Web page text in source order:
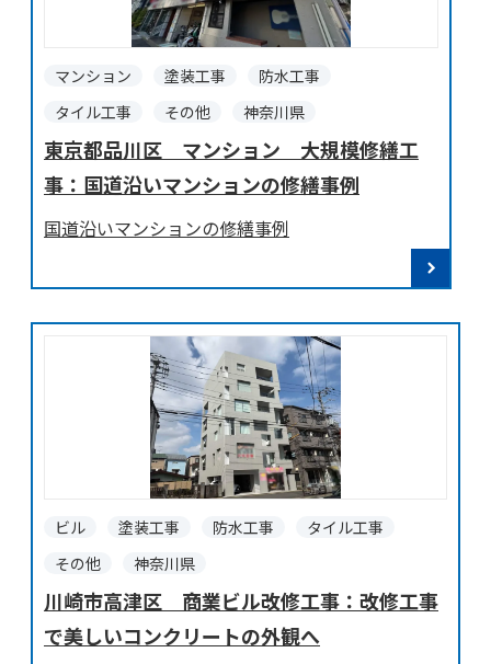
マンション 塗装工事
防水工事
タイル工事
その他 神奈川県
東京都品川区 マンション 大規模修繕工
事：国道沿いマンションの修繕事例
国道沿いマンションの修繕事例
ビル 塗装工事 防水工事
タイル工事
その他
神奈川県
川崎市高津区 商業ビル改修工事：改修工事
で美しいコンクリートの外観へ